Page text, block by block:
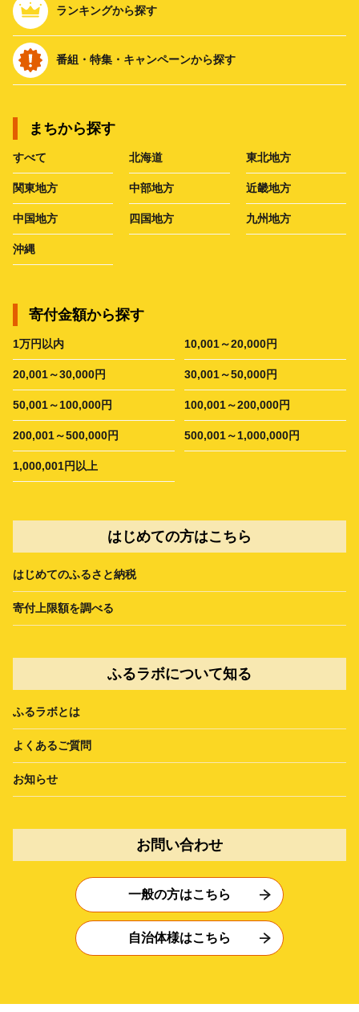
ランキングから探す
番組・特集・キャンペーンから探す
まちから探す
すべて 北海道 東北地方
関東地方 中部地方 近畿地方
中国地方 四国地方 九州地方
沖縄
寄付金額から探す
1万円以内 10,001～20,000円
20,001～30,000円 30,001～50,000円
50,001～100,000円 100,001～200,000円
200,001～500,000円 500,001～1,000,000円
1,000,001円以上
はじめての方はこちら
はじめてのふるさと納税
寄付上限額を調べる
ふるラボについて知る
ふるラボとは
よくあるご質問
お知らせ
お問い合わせ
一般の方はこちら
自治体様はこちら